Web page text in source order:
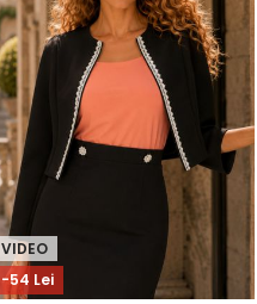
-54 Lei
VIDEO